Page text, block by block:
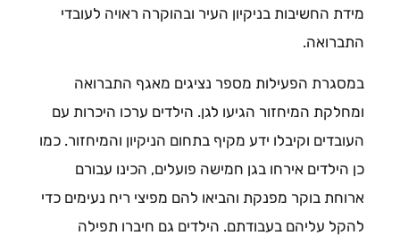
מידת החשיבות בניקיון העיר ובהוקרה ראויה לעובדי
התברואה.
במסגרת הפעילות מספר נציגים מאגף התברואה
ומחלקת המיחזור הגיעו לגן. הילדים ערכו היכרות עם
העובדים וקיבלו ידע מקיף בתחום הניקיון והמיחזור. כמו
כן הילדים אירחו בגן חמישה פועלים, הכינו עבורם
ארוחת בוקר מפנקת והביאו להם מפיצי ריח נעימים כדי
להקל עליהם בעבודתם. הילדים גם חיברו תפילה